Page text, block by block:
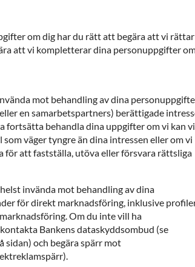
om dig har du rätt att begära att vi rättar
att vi kompletterar dina personuppgifter
mot behandling av dina
en samarbetspartners) berättigade
fortsätta behandla dina uppgifter om vi kan
väger tyngre än dina intressen eller om vi
för att fastställa, utöva eller försvara rättsliga
invända mot behandling av dina
för direkt marknadsföring, inklusive
Om du inte vill ha
Bankens dataskyddsombud (se
och begära spärr mot